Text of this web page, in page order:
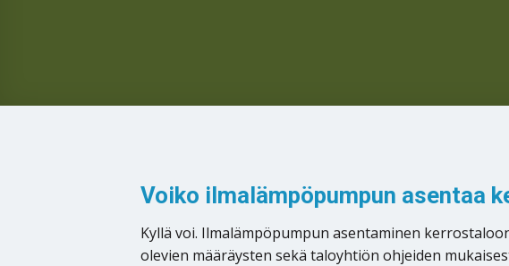
Voiko ilmalämpöpumpun asentaa
Kyllä voi. Ilmalämpöpumpun asentaminen
olevien määräysten sekä taloyhtiön ohjeiden